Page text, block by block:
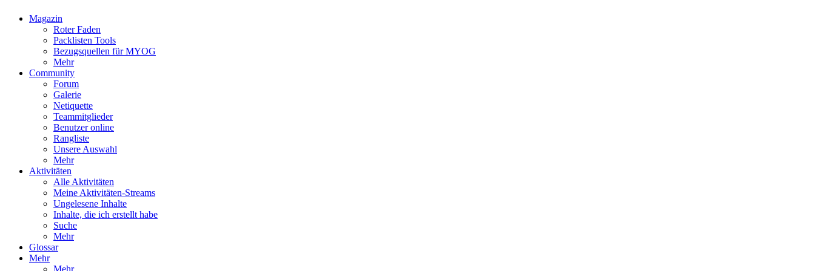
Magazin
Roter Faden
Packlisten Tools
Bezugsquellen für MYOG
Mehr
Community
Forum
Galerie
Netiquette
Teammitglieder
Benutzer online
Rangliste
Unsere Auswahl
Mehr
Aktivitäten
Alle Aktivitäten
Meine Aktivitäten-Streams
Ungelesene Inhalte
Inhalte, die ich erstellt habe
Suche
Mehr
Glossar
Mehr
Mehr